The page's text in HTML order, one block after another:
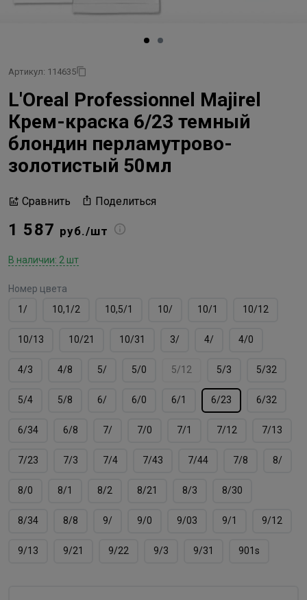
Артикул: 114635
L'Oreal Professionnel Majirel
Крем-краска 6/23 темный
блондин перламутрово-
золотистый 50мл
Сравнить Поделиться
1 587 руб./шт
В наличии: 2 шт
Номер цвета
1/
10,1/2 10,5/1 10/ 10/1 10/12
10/13 10/21 10/31 3/ 4/ 4/0
4/3 4/8 5/ 5/0 5/12 5/3 5/32
5/4 5/8 6/ 6/0 6/1 6/23 6/32
6/34 6/8 7/ 7/0 7/1 7/12 7/13
7/23 7/3 7/4 7/43 7/44 7/8 8/
8/0 8/1 8/2 8/21 8/3 8/30
8/34 8/8 9/ 9/0 9/03 9/1 9/12
9/13 9/21 9/22 9/3 9/31 901s